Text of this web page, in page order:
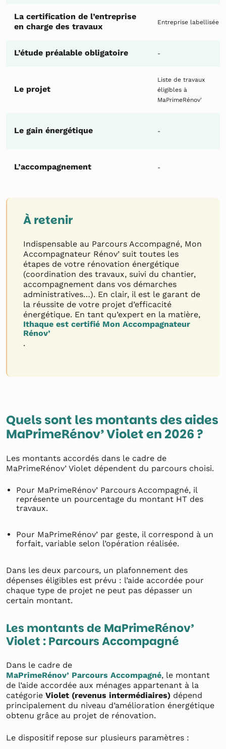
La certification de l’entreprise
en charge des travaux
Entreprise labellisée
L’étude préalable obligatoire -
Le projet
Liste de travaux
éligibles à
MaPrimeRénov'
Le gain énergétique -
L’accompagnement -
À retenir
Indispensable au Parcours Accompagné, Mon
Accompagnateur Rénov’ suit toutes les
étapes de votre rénovation énergétique
(coordination des travaux, suivi du chantier,
accompagnement dans vos démarches
administratives…). En clair, il est le garant de
la réussite de votre projet d’efficacité
énergétique. En tant qu’expert en la matière,
Ithaque est certifié Mon Accompagnateur
Rénov’
.
Quels sont les montants des aides
MaPrimeRénov’ Violet en 2026 ?
Les montants accordés dans le cadre de
MaPrimeRénov’ Violet dépendent du parcours choisi.
Pour MaPrimeRénov’ Parcours Accompagné, il
représente un pourcentage du montant HT des
travaux.
Pour MaPrimeRénov’ par geste, il correspond à un
forfait, variable selon l’opération réalisée.
Dans les deux parcours, un plafonnement des
dépenses éligibles est prévu : l’aide accordée pour
chaque type de projet ne peut pas dépasser un
certain montant.
Les montants de MaPrimeRénov’
Violet : Parcours Accompagné
Dans le cadre de
MaPrimeRénov’ Parcours Accompagné, le montant
de l’aide accordée aux ménages appartenant à la
catégorie Violet (revenus intermédiaires) dépend
principalement du niveau d’amélioration énergétique
obtenu grâce au projet de rénovation.
Le dispositif repose sur plusieurs paramètres :